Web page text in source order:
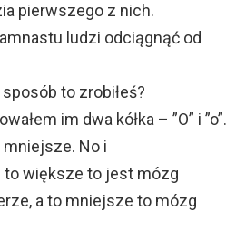
pierwszego z nich.
ludzi odciągnąć od
to zrobiłeś?
im dwa kółka – ”O” i ”o”.
No i
to większe to jest mózg
a to mniejsze to mózg